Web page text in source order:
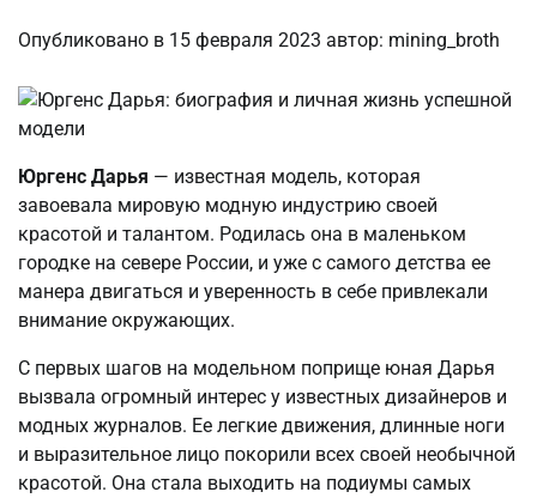
Опубликовано в 15 февраля 2023 автор: mining_broth
Юргенс Дарья — известная модель, которая
завоевала мировую модную индустрию своей
красотой и талантом. Родилась она в маленьком
городке на севере России, и уже с самого детства ее
манера двигаться и уверенность в себе привлекали
внимание окружающих.
С первых шагов на модельном поприще юная Дарья
вызвала огромный интерес у известных дизайнеров и
модных журналов. Ее легкие движения, длинные ноги
и выразительное лицо покорили всех своей необычной
красотой. Она стала выходить на подиумы самых